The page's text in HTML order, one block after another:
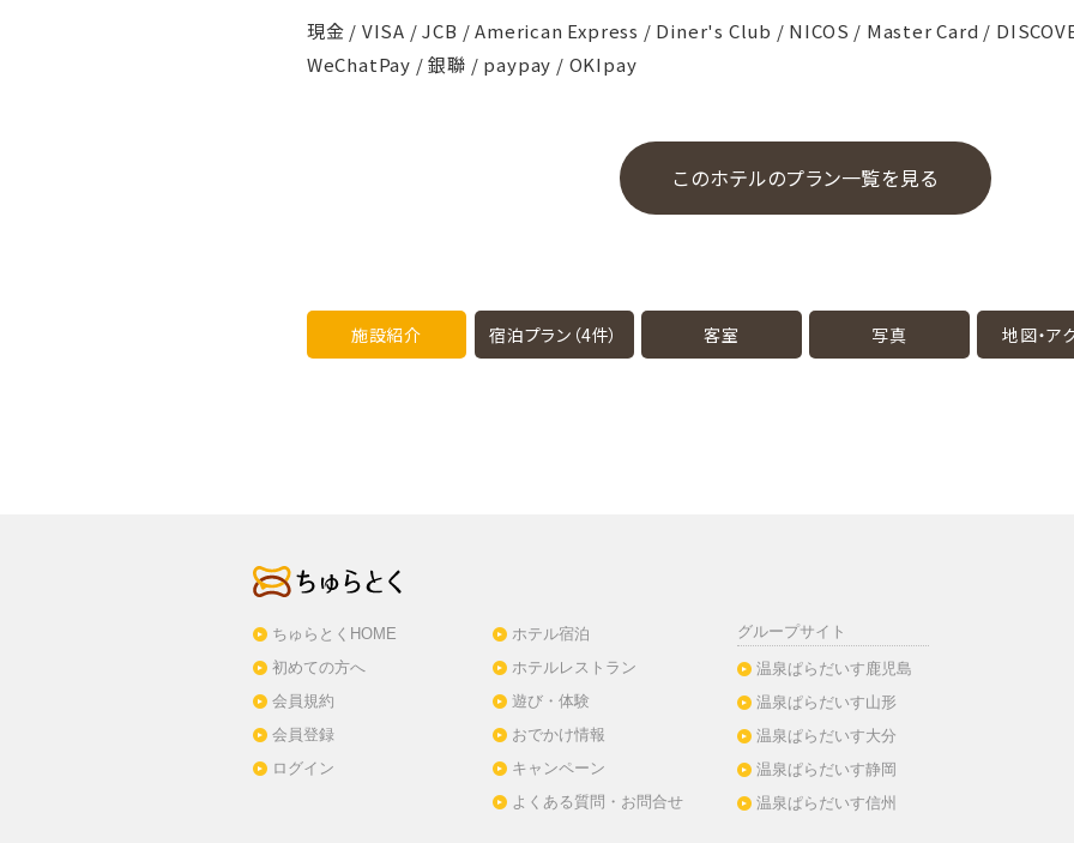
現金 / VISA / JCB / American Express / Diner's Club / NICOS / Master Card /
WeChatPay / 銀聯 / paypay / OKIpay
このホテルのプラン一覧を見る
施設紹介 宿泊プラン（4件） 客室 写真 地図・ア
ちゅらとくHOME
初めての方へ
会員規約
会員登録
ログイン
ホテル宿泊
ホテルレストラン
遊び・体験
おでかけ情報
キャンペーン
よくある質問・お問合せ
グループサイト
温泉ぱらだいす鹿児島
温泉ぱらだいす山形
温泉ぱらだいす大分
温泉ぱらだいす静岡
温泉ぱらだいす信州